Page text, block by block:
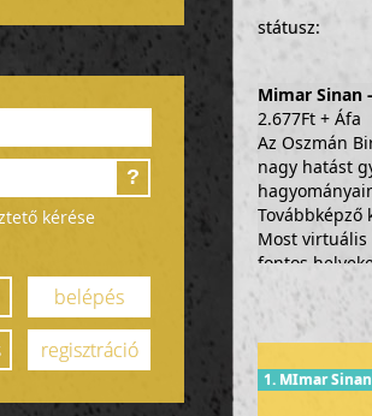
?
kérése
belépés
regisztráció
státusz:
Mimar Sinan
2.677Ft + Áfa
Az Oszmán
nagy hatást
Most virtuális
fontos
A képzés
pontérték: 1
kapcsolt
1. MImar